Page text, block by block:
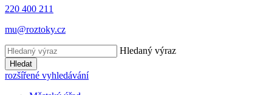
220 400 211
mu@roztoky.cz
Hledaný výraz
Hledat
rozšířené vyhledávání